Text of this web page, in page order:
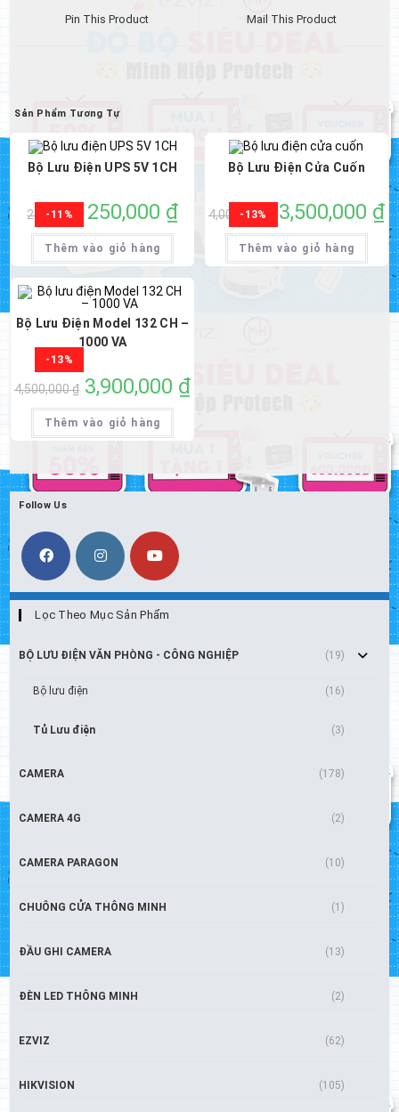
Pin This Product Mail This Product
Sản Phẩm Tương Tự
-11%
Bộ Lưu Điện UPS 5V 1CH
280,000
Giá
gốc
là:
280,000 ₫.
250,000 ₫Giá
Thêm vào giỏ hàng
-13%
Bộ Lưu Điện Cửa Cuốn
4,000,000
Giá
gốc
là:
4,000,000 ₫.
3,500,000 ₫
tại
là:
Thêm vào giỏ hàng
-13%
Bộ Lưu Điện Model 132 CH –
1000 VA
4,500,000₫
Giá
gốc
là:
4,500,000 ₫.
3,900,000 ₫Giá
Thêm vào giỏ hàng
Follow Us
Lọc Theo Mục Sản Phẩm
BỘ LƯU ĐIỆN VĂN PHÒNG - CÔNG NGHIỆP (19)
Bộ lưu điện (16)
Tủ Lưu điện (3)
CAMERA (178)
CAMERA 4G (2)
CAMERA PARAGON (10)
CHUÔNG CỬA THÔNG MINH (1)
ĐẦU GHI CAMERA (13)
ĐÈN LED THÔNG MINH (2)
EZVIZ (62)
HIKVISION (105)